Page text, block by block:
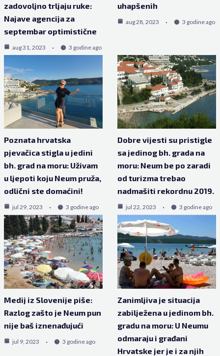
zadovoljno trljaju ruke:
Najave agencija za
septembar optimistične
aug 31, 2023 3 godine ago
uhapšenih
aug 28, 2023 3 godine ago
Poznata hrvatska
pjevačica stigla u jedini
bh. grad na moru: Uživam
u ljepoti koju Neum pruža,
odlični ste domaćini!
jul 29, 2023 3 godine ago
Dobre vijesti su pristigle
sa jedinog bh. grada na
moru: Neum be po zaradi
od turizma trebao
nadmašiti rekordnu 2019.
jul 22, 2023 3 godine ago
Medij iz Slovenije piše:
Razlog zašto je Neum pun
nije baš iznenađujući
jul 9, 2023 3 godine ago
Zanimljiva je situacija
zabilježena u jedinom bh.
gradu na moru: U Neumu
odmaraju i građani
Hrvatske jer je i za njih